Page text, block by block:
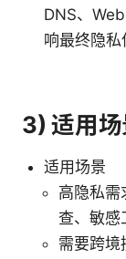
DNS、
响最终隐私
3) 适用
适用场景
高隐私需
查、敏感
需要跨境